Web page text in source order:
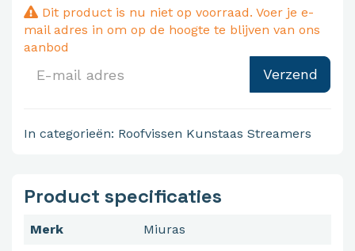
Dit product is nu niet op voorraad. Voer je e-
mail adres in om op de hoogte te blijven van ons
aanbod
Verzend
In categorieën: Roofvissen Kunstaas Streamers
Product specificaties
Merk
Miuras